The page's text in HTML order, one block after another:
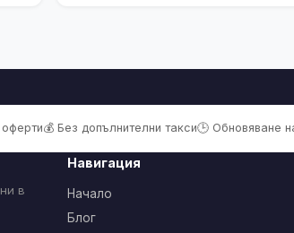
💰 Без допълнителни такси🕒 Обновяване
в
Навигация
Начало
Блог